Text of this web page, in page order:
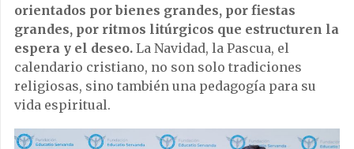
orientados por bienes grandes, por fiestas
grandes, por ritmos litúrgicos que estructuren la
espera y el deseo. La Navidad, la Pascua, el
calendario cristiano, no son solo tradiciones
religiosas, sino también una pedagogía para su
vida espiritual.